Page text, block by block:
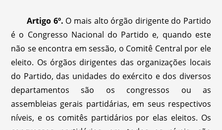
Artigo 6º. O mais alto órgão dirigente do Partido
é o Congresso Nacional do Partido e, quando este
não se encontra em sessão, o Comitê Central por ele
eleito. Os órgãos dirigentes das organizações locais
do Partido, das unidades do exército e dos diversos
departamentos são os congressos ou as
assembleias gerais partidárias, em seus respectivos
níveis, e os comitês partidários por elas eleitos. Os